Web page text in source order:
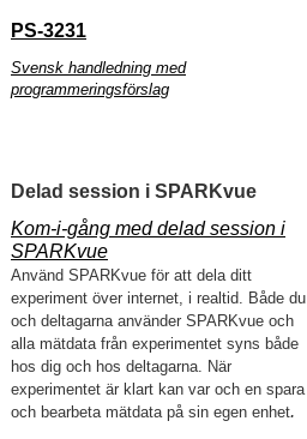
PS-3231
Svensk handledning med
programmeringsförslag
Delad session i SPARKvue
Kom-i-gång med delad session i
SPARKvue
Använd SPARKvue för att dela ditt
experiment över internet, i realtid. Både du
och deltagarna använder SPARKvue och
alla mätdata från experimentet syns både
hos dig och hos deltagarna. När
experimentet är klart kan var och en spara
och bearbeta mätdata på sin egen enhet.